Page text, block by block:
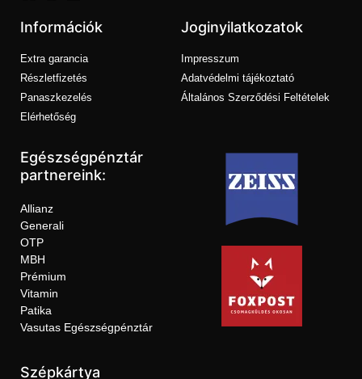
Információk
Extra garancia
Részletfizetés
Panaszkezelés
Elérhetőség
Joginyilatkozatok
Impresszum
Adatvédelmi tájékoztató
Általános Szerződési Feltételek
Egészségpénztár
partnereink:
Allianz
Generali
OTP
MBH
Prémium
Vitamin
Patika
Vasutas Egészségpénztár
Szépkártya